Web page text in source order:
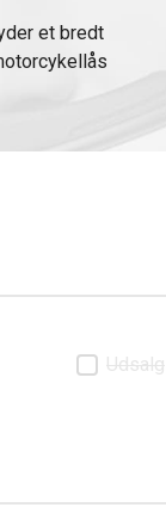
et bredt
Udsalg